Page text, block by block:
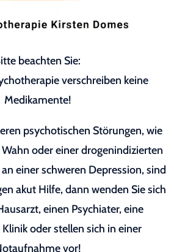
beachten Sie:
verschreiben keine
Medikamente!
psychotischen Störungen, wie
oder einer drogenindizierten
einer schweren Depression, sind
akut Hilfe, dann wenden Sie sich
einen Psychiater, eine
oder stellen sich in einer
vor!